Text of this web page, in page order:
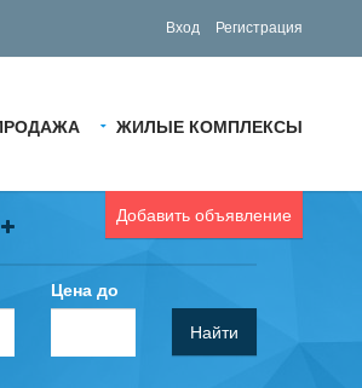
Вход Регистрация
ЖИЛЫЕ КОМПЛЕКСЫ
Добавить объявление
Цена до
Найти